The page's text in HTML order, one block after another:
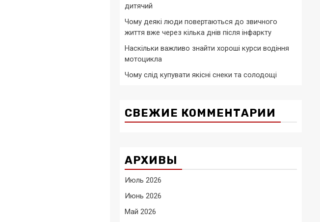
дитячий
Чому деякі люди повертаються до звичного
життя вже через кілька днів після інфаркту
Наскільки важливо знайти хороші курси водіння
мотоцикла
Чому слід купувати якісні снеки та солодощі
СВЕЖИЕ КОММЕНТАРИИ
АРХИВЫ
Июль 2026
Июнь 2026
Май 2026